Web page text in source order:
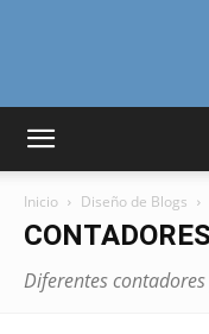
Inicio Diseño de Blogs
Diferentes